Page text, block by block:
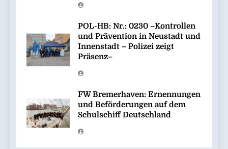
POL-HB: Nr.: 0230 –Kontrollen
und Prävention in Neustadt und
Innenstadt – Polizei zeigt
Präsenz–
FW Bremerhaven: Ernennungen
und Beförderungen auf dem
Schulschiff Deutschland